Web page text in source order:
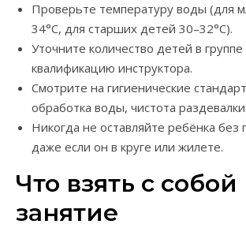
Проверьте температуру воды (для
34°C, для старших детей 30–32°C).
Уточните количество детей в группе
квалификацию инструктора.
Смотрите на гигиенические
обработка воды, чистота раздевалки.
Никогда не оставляйте ребёнка без
даже если он в круге или жилете.
Что взять с собой
занятие